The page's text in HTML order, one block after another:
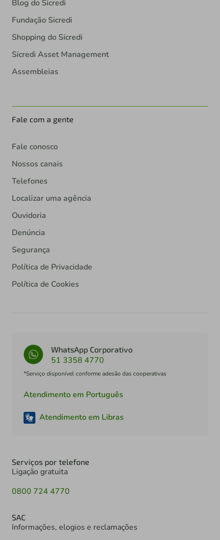
Blog do Sicredi
Fundação Sicredi
Shopping do Sicredi
Sicredi Asset Management
Assembleias
Fale com a gente
Fale conosco
Nossos canais
Telefones
Localizar uma agência
Ouvidoria
Denúncia
Segurança
Política de Privacidade
Política de Cookies
WhatsApp Corporativo
51 3358 4770
*Serviço disponível conforme adesão das cooperativas
Atendimento em Português
Atendimento em Libras
Serviços por telefone
Ligação gratuita
0800 724 4770
SAC
Informações, elogios e reclamações